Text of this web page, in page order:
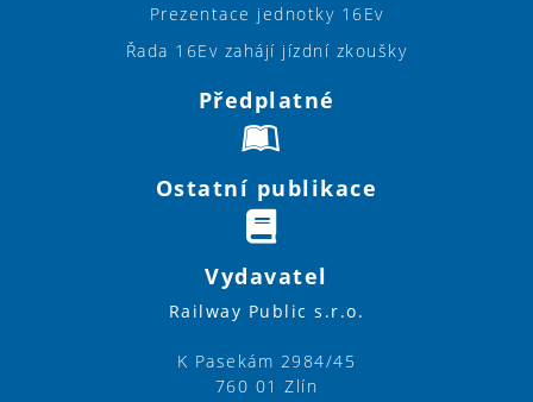
Prezentace jednotky 16Ev
Řada 16Ev zahájí jízdní zkoušky
Předplatné
Ostatní publikace
Vydavatel
Railway Public s.r.o.
K Pasekám 2984/45
760 01 Zlín